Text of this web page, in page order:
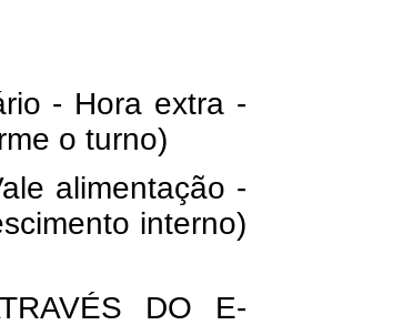
- Hora extra -
o turno)
alimentação -
interno)
DO E-